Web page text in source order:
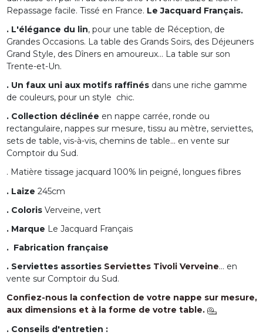
Repassage facile. Tissé en France. Le Jacquard Français.
. L'élégance du lin, pour une table de Réception, de
Grandes Occasions. La table des Grands Soirs, des Déjeuners
Grand Style, des Dîners en amoureux... La table sur son
Trente-et-Un.
. Un faux uni aux motifs raffinés dans une riche gamme
de couleurs, pour un style chic.
. Collection déclinée en nappe carrée, ronde ou
rectangulaire, nappes sur mesure, tissu au mètre, serviettes,
sets de table, vis-à-vis, chemins de table... en vente sur
Comptoir du Sud.
. Matière tissage jacquard 100% lin peigné, longues fibres
. Laize 245cm
. ColorisVerveine, vert
. Marque Le Jacquard Français
. Fabrication française
. Serviettes assorties Serviettes Tivoli Verveine... en
vente sur Comptoir du Sud.
Confiez-nous la confection de votre nappe sur mesure,
aux dimensions et à la forme de votre table.
. Conseils d'entretien :